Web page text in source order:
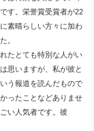
す。栄誉賞受賞者が22
素晴らしい方々に加わ
。
たとても特別な人がい
思いますが、私が彼と
う報道を読んだもので
ったことなどありませ
い人気者です。彼